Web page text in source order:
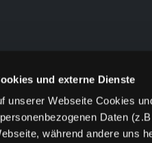
und externe Dienste
unserer Webseite Cookies
Daten
während andere uns